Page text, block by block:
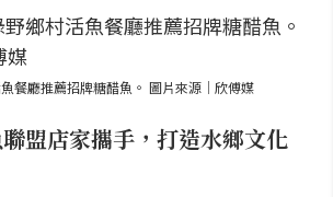
魚餐廳推薦招牌糖醋魚。 圖片來源｜欣傅媒
盟店家攜手，打造水鄉文化